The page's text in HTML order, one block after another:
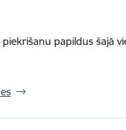
papildus šajā